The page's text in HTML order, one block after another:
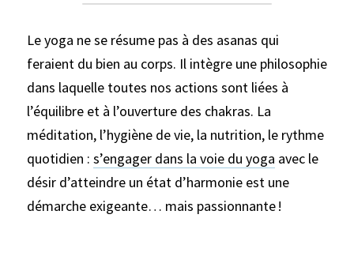
Le yoga ne se résume pas à des asanas qui
feraient du bien au corps. Il intègre une philosophie
dans laquelle toutes nos actions sont liées à
l’équilibre et à l’ouverture des chakras. La
méditation, l’hygiène de vie, la nutrition, le rythme
quotidien : s’engager dans la voie du yoga avec le
désir d’atteindre un état d’harmonie est une
démarche exigeante… mais passionnante !